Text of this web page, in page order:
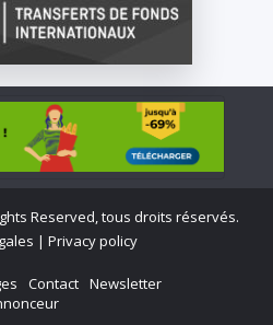
Reserved, tous droits réservés.
| Privacy policy
Contact Newsletter